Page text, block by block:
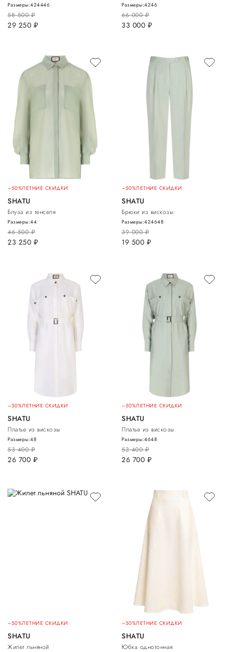
58 500руб.
29 250 руб.
Размеры:424446
66 000руб.
33 000 руб.
Размеры:4246
–50%ЛЕТНИЕ СКИДКИ
SHATU
Блуза из тенселя
46 500руб.
23 250 руб.
Размеры:44
–50%ЛЕТНИЕ СКИДКИ
SHATU
Брюки из вискозы
39 000руб.
19 500 руб.
Размеры:424648
–50%ЛЕТНИЕ СКИДКИ
SHATU
Платье из вискозы
53 400руб.
26 700 руб.
Размеры:48
–50%ЛЕТНИЕ СКИДКИ
SHATU
Платье из вискозы
53 400руб.
26 700 руб.
Размеры:4648
–50%ЛЕТНИЕ СКИДКИ
SHATU
Жилет льняной
–50%ЛЕТНИЕ СКИДКИ
SHATU
Юбка однотонная